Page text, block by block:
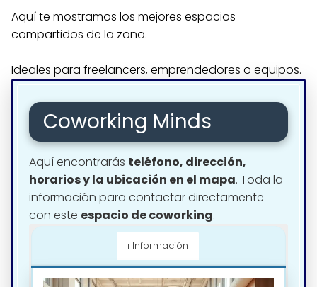
Aquí te mostramos los mejores espacios
compartidos de la zona.
Ideales para freelancers, emprendedores o equipos.
Coworking Minds
Aquí encontrarás teléfono, dirección,
horarios y la ubicación en el mapa. Toda la
información para contactar directamente
con este espacio de coworking.
ℹ️ Información